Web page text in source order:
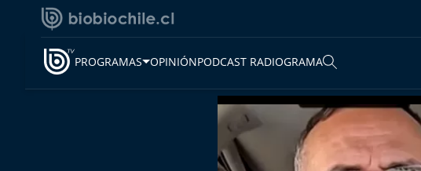
PROGRAMAS OPINIÓNPODCAST RADIOGRAMA